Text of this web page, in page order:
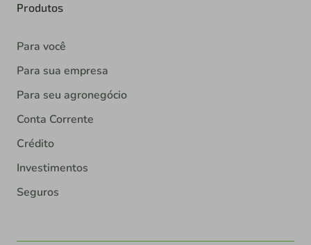
Produtos
Para você
Para sua empresa
Para seu agronegócio
Conta Corrente
Crédito
Investimentos
Seguros